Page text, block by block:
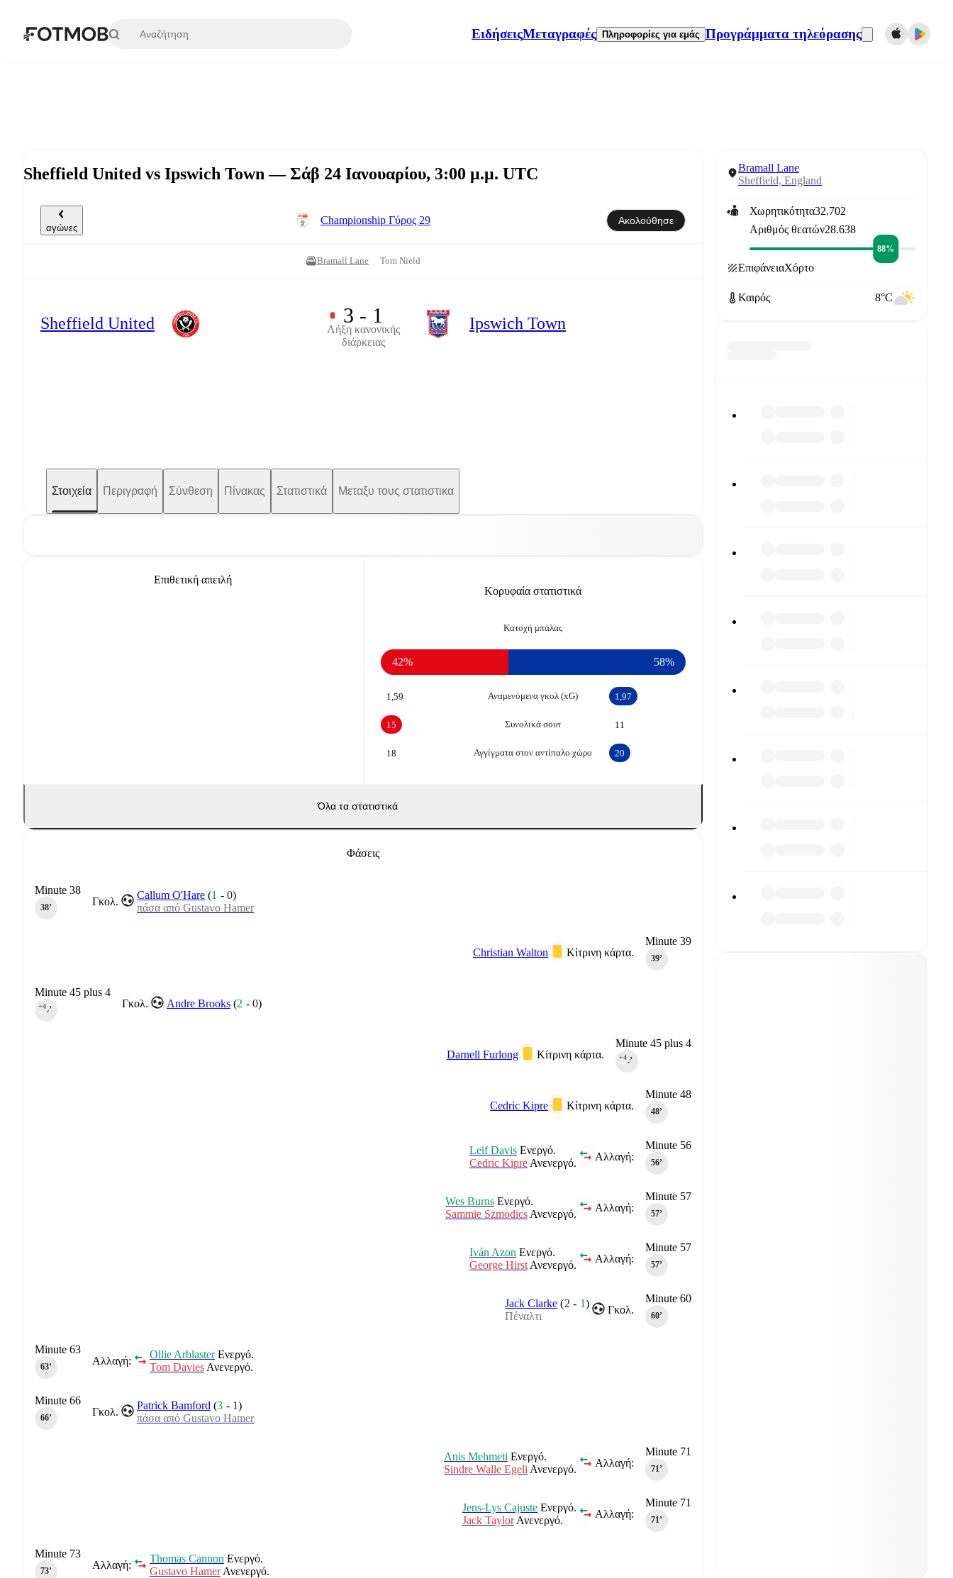
ΕιδήσειςΜεταγραφές Πληροφορίες για εμάς Προγράμματα τηλεόρασης
Sheffield United vs Ipswich Town — Σάβ 24 Ιανουαρίου, 3:00 μ.μ. UTC
αγώνες
Championship Γύρος 29 Ακολούθησε
Bramall Lane Tom Nield
Sheffield United 3 - 1
Λήξη κανονικής
διάρκειας
Ipswich Town
Στοιχεία Περιγραφή Σύνθεση Πίνακας Στατιστικά Μεταξυ τους στατιστικα
Επιθετική απειλή
Κορυφαία στατιστικά
Κατοχή μπάλας
42% 58%
Αναμενόμενα γκολ (xG)
1,59 1,97
Συνολικά σουτ
15 11
Αγγίγματα στον αντίπαλο χώρο
18 20
Όλα τα στατιστικά
Φάσεις
Γκολ.
Callum O'Hare (1 -0)
πάσα από Gustavo Hamer
Minute 38
38‎’‎
Minute 39
39‎’‎
Κίτρινη κάρτα.
Christian Walton
Γκολ. Andre Brooks (2 -0)
Minute 45 plus 4
45‎’‎
+4
Minute 45 plus 4
45‎’‎
+4
Κίτρινη κάρτα.
Darnell Furlong
Minute 48
48‎’‎
Κίτρινη κάρτα.
Cedric Kipre
Minute 56
56‎’‎
Αλλαγή:
Leif Davis Ενεργό.
Cedric Kipre Ανενεργό.
Minute 57
57‎’‎
Αλλαγή:
Wes Burns Ενεργό.
Sammie Szmodics Ανενεργό.
Minute 57
57‎’‎
Αλλαγή:
Iván Azon Ενεργό.
George Hirst Ανενεργό.
Minute 60
60‎’‎
Γκολ.
Jack Clarke (2 - 1)
Πέναλτι
Αλλαγή:
Ollie ArblasterΕνεργό.
Tom Davies Ανενεργό.
Minute 63
63‎’‎
Γκολ.
Patrick Bamford (3 - 1)
πάσα από Gustavo Hamer
Minute 66
66‎’‎
Minute 71
71‎’‎
Αλλαγή:
Anis Mehmeti Ενεργό.
Sindre Walle Egeli Ανενεργό.
Minute 71
71‎’‎
Αλλαγή:
Jens-Lys Cajuste Ενεργό.
Jack TaylorΑνενεργό.
Αλλαγή:
Thomas Cannon Ενεργό.
Gustavo HamerΑνενεργό.
Minute 73
73‎’‎
Bramall Lane
Sheffield, England
Χωρητικότητα32.702
Αριθμός θεατών28.638
88%
ΕπιφάνειαΧόρτο
Καιρός 8°C